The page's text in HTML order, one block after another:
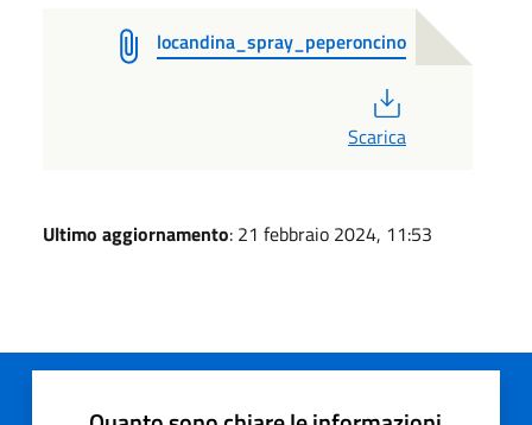
locandina_spray_peperoncino
Scarica
Ultimo aggiornamento: 21 febbraio 2024, 11:53